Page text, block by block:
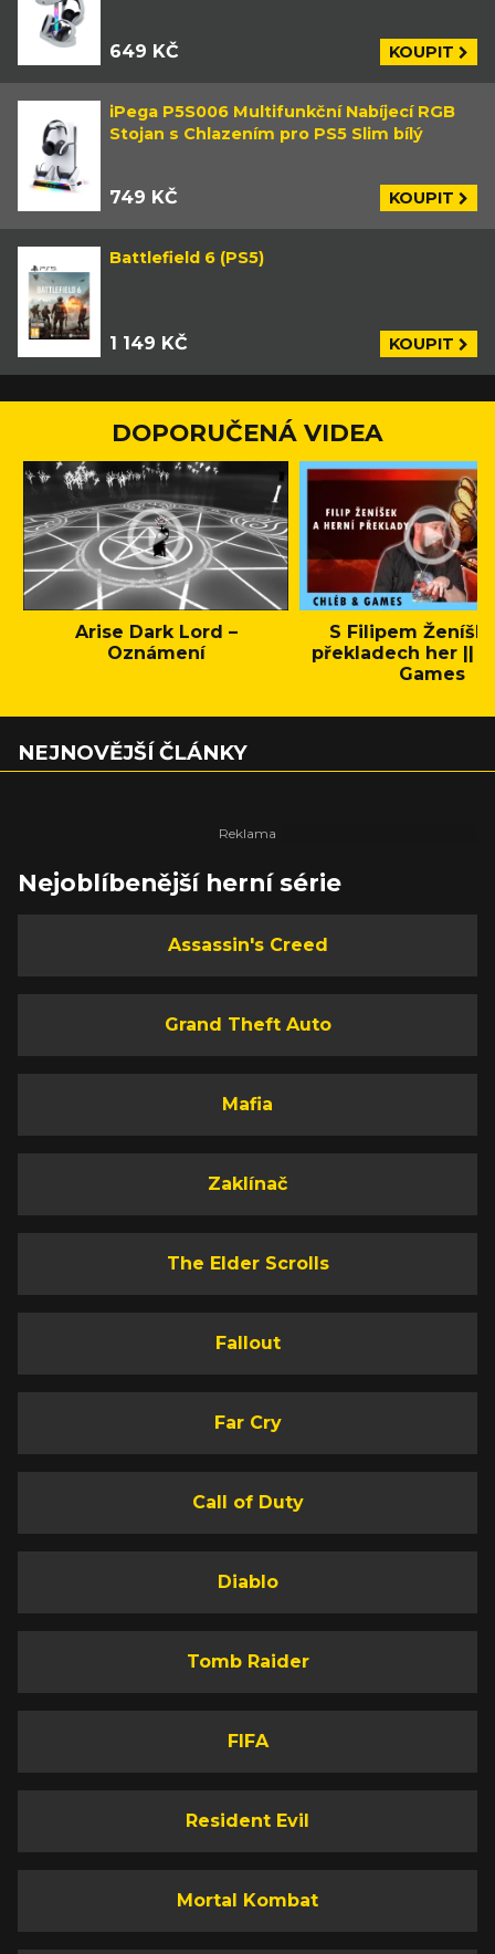
649 KČ KOUPIT
iPega P5S006 Multifunkční Nabíjecí RGB
Stojan s Chlazením pro PS5 Slim bílý
749 KČ KOUPIT
Battlefield 6 (PS5)
1 149 KČ KOUPIT
DOPORUČENÁ VIDEA
Arise Dark Lord –
Oznámení
S Filipem
překladech her ||
Games
NEJNOVĚJŠÍ ČLÁNKY
Nejoblíbenější herní série
Assassin's Creed
Grand Theft Auto
Mafia
Zaklínač
The Elder Scrolls
Fallout
Far Cry
Call of Duty
Diablo
Tomb Raider
FIFA
Resident Evil
Mortal Kombat